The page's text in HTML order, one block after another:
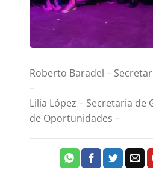
Roberto Baradel –
–
Lilia López – Secretaria de
de Oportunidades –